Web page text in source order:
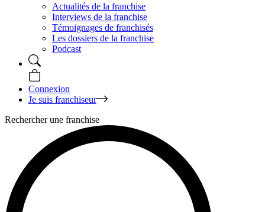
Actualités de la franchise
Interviews de la franchise
Témoignages de franchisés
Les dossiers de la franchise
Podcast
Connexion
Je suis franchiseur
Rechercher une franchise